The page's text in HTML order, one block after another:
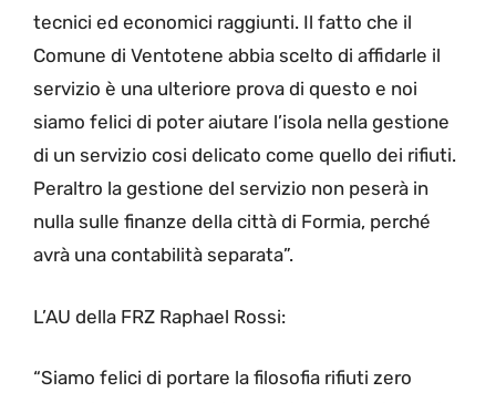
tecnici ed economici raggiunti. Il fatto che il
Comune di Ventotene abbia scelto di affidarle il
servizio è una ulteriore prova di questo e noi
siamo felici di poter aiutare l’isola nella gestione
di un servizio cosi delicato come quello dei rifiuti.
Peraltro la gestione del servizio non peserà in
nulla sulle finanze della città di Formia, perché
avrà una contabilità separata”.
L’AU della FRZ Raphael Rossi:
“Siamo felici di portare la filosofia rifiuti zero